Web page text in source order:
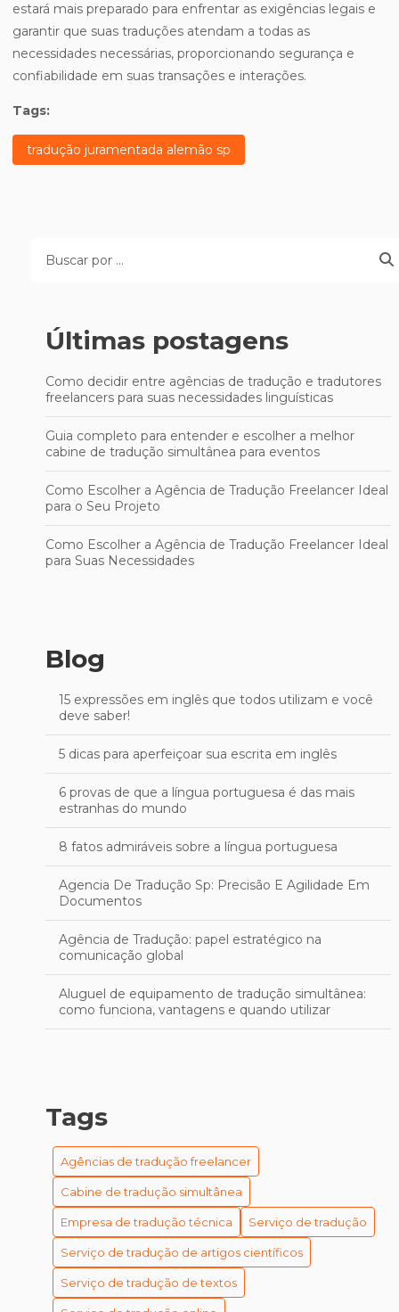
estará mais preparado para enfrentar as exigências legais e
garantir que suas traduções atendam a todas as
necessidades necessárias, proporcionando segurança e
confiabilidade em suas transações e interações.
Tags:
tradução juramentada alemão sp
Últimas postagens
Como decidir entre agências de tradução e tradutores
freelancers para suas necessidades linguísticas
Guia completo para entender e escolher a melhor
cabine de tradução simultânea para eventos
Como Escolher a Agência de Tradução Freelancer Ideal
para o Seu Projeto
Como Escolher a Agência de Tradução Freelancer Ideal
para Suas Necessidades
Blog
15 expressões em inglês que todos utilizam e você
deve saber!
5 dicas para aperfeiçoar sua escrita em inglês
6 provas de que a língua portuguesa é das mais
estranhas do mundo
8 fatos admiráveis sobre a língua portuguesa
Agencia De Tradução Sp: Precisão E Agilidade Em
Documentos
Agência de Tradução: papel estratégico na
comunicação global
Aluguel de equipamento de tradução simultânea:
como funciona, vantagens e quando utilizar
para se Destacar no Mercado
As Melhores Empresas de Tradução em Porto Alegre
para Seu Negócio
As Melhores Empresas de Tradução em Porto Alegre
Para Suas Necessidades
Cabines de Tradução Simultânea: Guia Completo para
Garantir Comunicação Eficiente em Eventos
Internacionais
Tags
Agências de tradução freelancer
Cabine de tradução simultânea
Empresa de tradução técnica Serviço de tradução
Serviço de tradução de artigos científicos
Serviço de tradução de textos